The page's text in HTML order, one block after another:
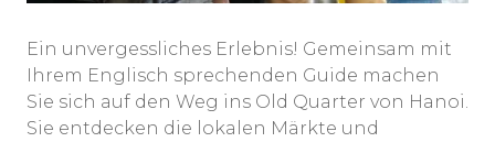
Ein unvergessliches Erlebnis! Gemeinsam mit
Ihrem Englisch sprechenden Guide machen
Sie sich auf den Weg ins Old Quarter von Hanoi.
Sie entdecken die lokalen Märkte und